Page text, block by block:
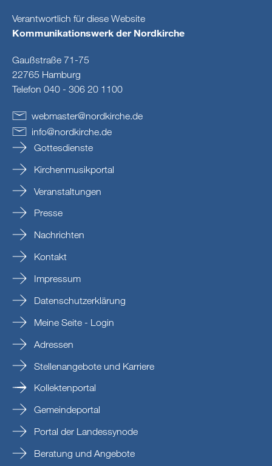
Verantwortlich für diese Website
Kommunikationswerk der Nordkirche
Gaußstraße 71-75
22765 Hamburg
Telefon 040 - 306 20 1100
webmaster@nordkirche.de
info@nordkirche.de
Gottesdienste
Kirchenmusikportal
Veranstaltungen
Presse
Nachrichten
Kontakt
Impressum
Datenschutzerklärung
Meine Seite - Login
Adressen
Stellenangebote und Karriere
Kollektenportal
Gemeindeportal
Portal der Landessynode
Beratung und Angebote